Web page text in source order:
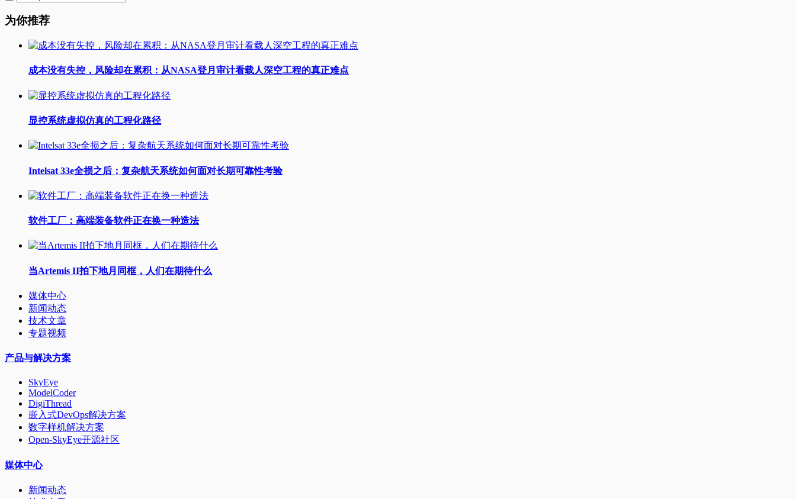
为你推荐
成本没有失控，风险却在累积：从NASA登月审计看载人深空工程的真正难点
显控系统虚拟仿真的工程化路径
Intelsat 33e全损之后：复杂航天系统如何面对长期可靠性考验
软件工厂：高端装备软件正在换一种造法
当Artemis II拍下地月同框，人们在期待什么
媒体中心
新闻动态
技术文章
专题视频
产品与解决方案
SkyEye
ModelCoder
DigiThread
嵌入式DevOps解决方案
数字样机解决方案
Open-SkyEye开源社区
媒体中心
新闻动态